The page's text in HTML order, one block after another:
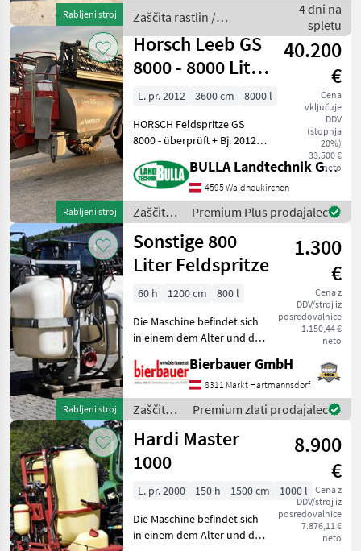
Rabljeni stroj
r
Zaščita rastlin /
Kverneland
4 dni na
spletu
Rabljeni stroj
Horsch Leeb GS
8000 - 8000 Liter
- 36 Meter -
überprüft
40.200
€
Cena
vključuje
DDV
(stopnja
20%)
33.500 €
neto
L. pr. 2012 3600 cm
8000 l
HORSCH Feldspritze GS
8000 - überprüft + Bj. 2012 +
Inhalt 8000 Liter +
Gestängeführung Boom
Control + ISOBUS
Elektronik + Bedientermi
BULLA Landtechnik GmbH
4595 Waldneukirchen
Zaščita
rastlin /
Horsch
Leeb
Premium Plus prodajalec
Rabljeni stroj
Sonstige 800
Liter Feldspritze
1.300
€
Cena z
DDV/stroj iz
posredovalnice
1.150,44 €
neto
60 h 1200 cm
800 l
Die Maschine befindet sich
in einem dem Alter und der
Zustand und kann nach
telefonischer Vereinbarung
gerne vor Ort besichtigt
und geprüft we
Bierbauer GmbH
8311 Markt Hartmannsdorf
Zaščita
rastlin /
Sonstige
Premium zlati prodajalec
Hardi Master
1000
8.900
€
Cena z
DDV/stroj iz
posredovalnice
7.876,11 €
neto
L. pr. 2000 150 h 1500 cm
1000 l
Die Maschine befindet sich
in einem dem Alter und der